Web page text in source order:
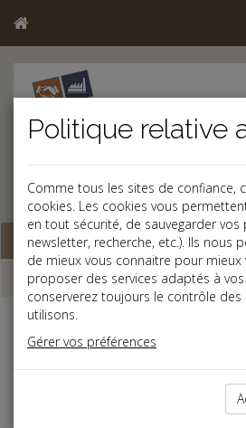
Base documentaire
Newsletter
Archives des lettres d'information
Comme tous les sites de confiance,
cookies. Les cookies vous
en tout sécurité, de sauvegarder vos
newsletter, recherche, etc.). Ils nous
de mieux vous connaitre pour mieux
proposer des services adaptés à
conserverez toujours le contrôle
utilisons.
Gérer vos préférences